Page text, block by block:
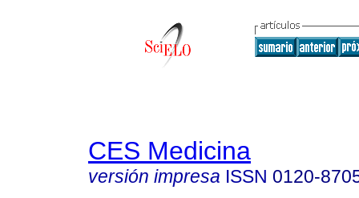
CES Medicina
versión impresa ISSN 0120-